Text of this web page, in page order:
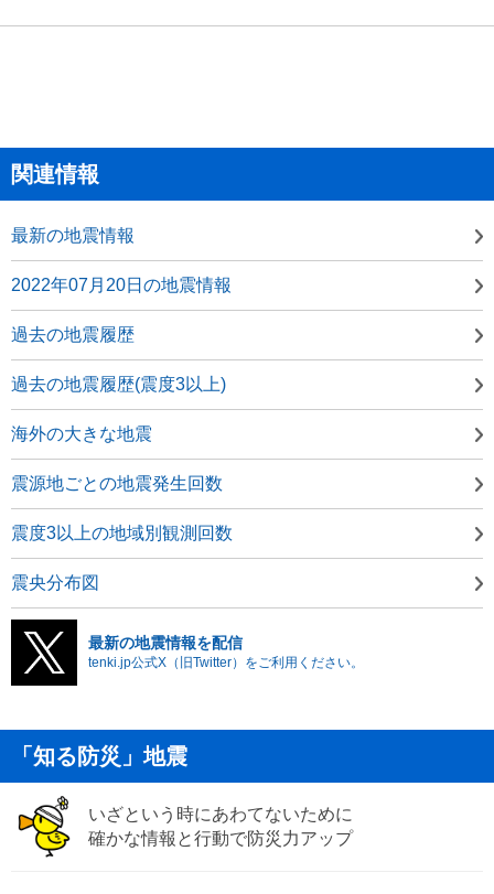
関連情報
最新の地震情報
2022年07月20日の地震情報
過去の地震履歴
過去の地震履歴(震度3以上)
海外の大きな地震
震源地ごとの地震発生回数
震度3以上の地域別観測回数
震央分布図
最新の地震情報を配信
tenki.jp公式X（旧Twitter）をご利用ください。
「知る防災」地震
いざという時にあわてないために
確かな情報と行動で防災力アップ